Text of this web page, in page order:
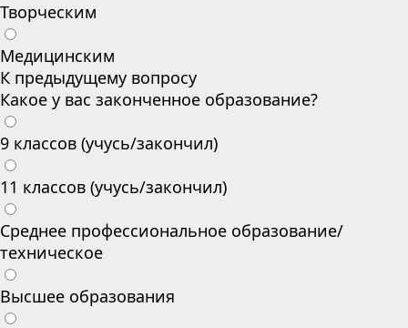
Творческим
Медицинским
К предыдущему вопросу
Какое у вас законченное образование?
9 классов (учусь/закончил)
11 классов (учусь/закончил)
Среднее профессиональное образование/
техническое
Высшее образования